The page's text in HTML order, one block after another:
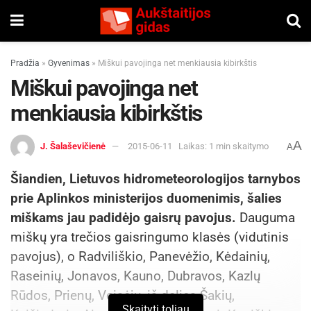
Pradžia » Gyvenimas » Miškui pavojinga net menkiausia kibirkštis
Miškui pavojinga net
menkiausia kibirkštis
J. Šalaševičienė 2015-06-11 Laikas: 1 min skaitymo AA
Šiandien, Lietuvos hidrometeorologijos tarnybos
prie Aplinkos ministerijos duomenimis, šalies
miškams jau padidėjo gaisrų pavojus. Dauguma
miškų yra trečios gaisringumo klasės (vidutinis
pavojus), o Radviliškio, Panevėžio, Kėdainių,
Raseinių, Jonavos, Kauno, Dubravos, Kazlų
Rūdos, Prienų, Veisėjų, iš dalies Šakių,